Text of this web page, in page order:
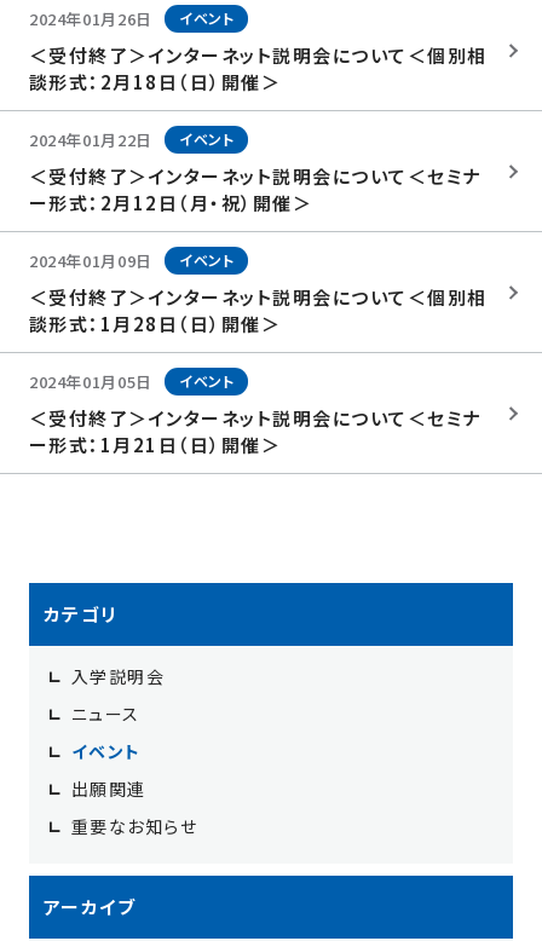
2024年01月26日 イベント
＜受付終了＞インターネット説明会について＜個別相
談形式：2月18日（日）開催＞
2024年01月22日 イベント
＜受付終了＞インターネット説明会について＜セミナ
ー形式：2月12日（月・祝）開催＞
2024年01月09日 イベント
＜受付終了＞インターネット説明会について＜個別相
談形式：1月28日（日）開催＞
2024年01月05日 イベント
＜受付終了＞インターネット説明会について＜セミナ
ー形式：1月21日（日）開催＞
カテゴリ
入学説明会
ニュース
イベント
出願関連
重要なお知らせ
アーカイブ